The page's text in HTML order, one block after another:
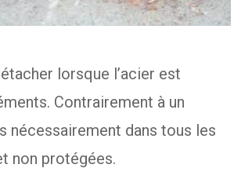
lorsque l’acier est
Contrairement à un
nécessairement dans tous les
non protégées.